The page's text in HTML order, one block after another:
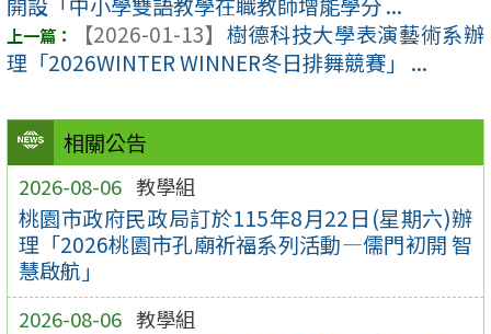
相關公告
2026-08-06 教學組
桃園市政府民政局訂於115年8月22日(星期六)辦
理「2026桃園市孔廟祈福系列活動—儒門初開 智
慧啟航」
2026-08-06 教學組
【2026-01-13】 樹德科技大學表演藝術系辦
理「2026WINTER WINNER冬日排舞競賽」 ...